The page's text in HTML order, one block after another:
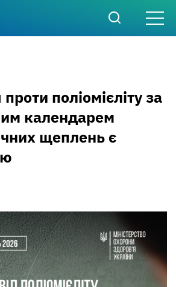
поліомієліту за
календарем
щеплень є